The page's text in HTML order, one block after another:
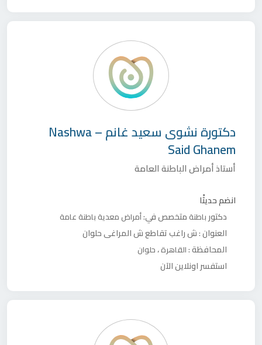
دكتورة نشوى سعيد غانم – Nashwa
Said Ghanem
أستاذ أمراض الباطنة العامة
انضم حديثًا
دكتور باطنةمتخصص في:أمراض معديةباطنة عامة
العنوان :ش راغب تقاطع ش المراغي حلوان
المحافظة :القاهرة،حلوان
استفسر اونلاين الآن